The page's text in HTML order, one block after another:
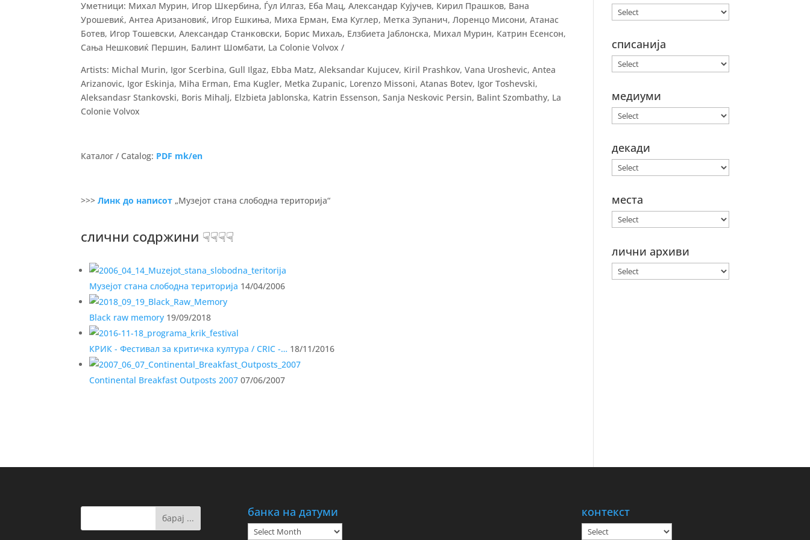
Уметници: Михал Мурин, Игор Шкербина, Ѓул Илгаз, Еба Мац, Александар Кујучев, Кирил Прашков, Вана
Урошевиќ, Антеа Аризановиќ, Игор Ешкиња, Миха Ерман, Ема Куглер, Метка Зупанич, Лоренцо Мисони, Атанас
Ботев, Игор Тошевски, Александар Станковски, Борис Михаљ, Елзбиета Јаблонска, Михал Мурин, Катрин Есенсон,
Сања Нешковиќ Першин, Балинт Шомбати, La Colonie Volvox /
Artists: Michal Murin, Igor Scerbina, Gull Ilgaz, Ebba Matz, Aleksandar Kujucev, Kiril Prashkov, Vana Uroshevic, Antea
Arizanovic, Igor Eskinja, Miha Erman, Ema Kugler, Metka Zupanic, Lorenzo Missoni, Atanas Botev, Igor Toshevski,
Aleksandasr Stankovski, Boris Mihalj, Elzbieta Jablonska, Katrin Essenson, Sanja Neskovic Persin, Balint Szombathy, La
Colonie Volvox
Каталог / Catalog: PDF mk/en
>>>Линк до написот „Музејот стана слободна територија“
слични содржини ☟☟☟☟
Музејот стана слободна територија 14/04/2006
Black raw memory 19/09/2018
КРИК - Фестивал за критичка култура / CRIC -… 18/11/2016
Continental Breakfast Outposts 2007 07/06/2007
списанија
медиуми
декади
места
лични архиви
банка на датуми
банка
контекст